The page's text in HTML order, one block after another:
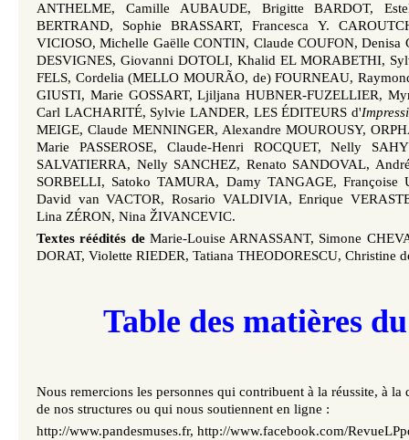
ANTHELME, Camille AUBAUDE, Brigitte BARDOT,
BERTRAND, Sophie BRASSART, Francesca Y.
VICIOSO, Michelle Gaëlle CONTIN, Claude COUFON, Denisa
DESVIGNES, Giovanni DOTOLI, Khalid EL MORABETHI,
FELS, Cordelia (MELLO MOURÃO, de) FOURNEAU,
GIUSTI, Marie GOSSART, Ljiljana HUBNER-FUZELLIER,
Carl LACHARITÉ, Sylvie LANDER, LES ÉDITEURS d'
MEIGE, Claude MENNINGER, Alexandre MOUROUSY,
Marie PASSEROSE, Claude-Henri ROCQUET, Nelly
SALVATIERRA, Nelly SANCHEZ, Renato SANDOVAL,
SORBELLI, Satoko TAMURA, Damy TANGAGE, Françoise
David van VACTOR, Rosario VALDIVIA, Enrique
Lina ZÉRON, Nina ŽIVANCEVIC.
Textes réédités de Marie-Louise ARNASSANT, Simone
DORAT, Violette RIEDER, Tatiana THEODORESCU, Christine
Table des matières
Nous remercions les personnes qui contribuent à la réussite, à
de nos structures ou qui nous soutiennent en ligne :
http://www.pandesmuses.fr, http://www.facebook.com/